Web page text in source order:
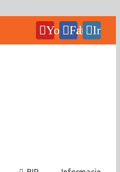
YouTubeFacebook